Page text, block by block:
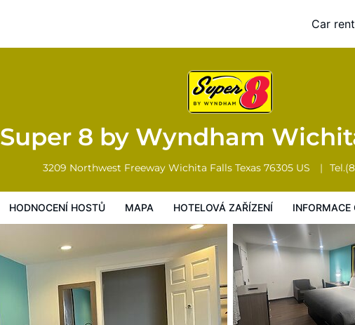
Car
Super 8 by Wyndham
3209 Northwest Freeway Wichita Falls Texas 76305 US Tel.
HODNOCENÍ HOSTŮ MAPA HOTELOVÁ ZAŘÍZENÍ INFORMACE
Všeobecné